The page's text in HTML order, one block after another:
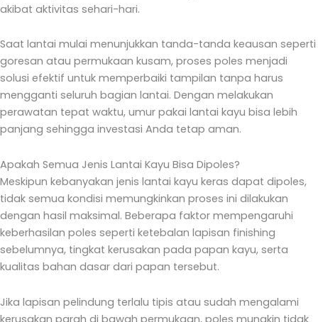
akibat aktivitas sehari-hari.
Saat lantai mulai menunjukkan tanda-tanda keausan seperti
goresan atau permukaan kusam, proses poles menjadi
solusi efektif untuk memperbaiki tampilan tanpa harus
mengganti seluruh bagian lantai. Dengan melakukan
perawatan tepat waktu, umur pakai lantai kayu bisa lebih
panjang sehingga investasi Anda tetap aman.
Apakah Semua Jenis Lantai Kayu Bisa Dipoles?
Meskipun kebanyakan jenis lantai kayu keras dapat dipoles,
tidak semua kondisi memungkinkan proses ini dilakukan
dengan hasil maksimal. Beberapa faktor mempengaruhi
keberhasilan poles seperti ketebalan lapisan finishing
sebelumnya, tingkat kerusakan pada papan kayu, serta
kualitas bahan dasar dari papan tersebut.
Jika lapisan pelindung terlalu tipis atau sudah mengalami
kerusakan parah di bawah permukaan, poles mungkin tidak